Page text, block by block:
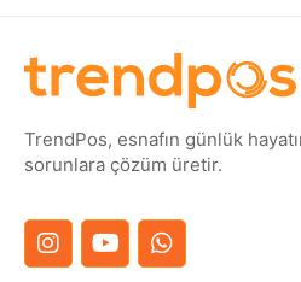
TrendPos, esnafın günlük
sorunlara çözüm üretir.